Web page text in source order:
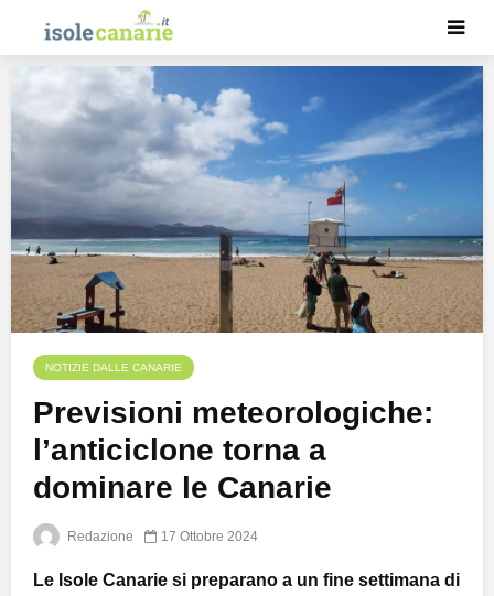
NOTIZIE DALLE CANARIE
Previsioni meteorologiche:
l’anticiclone torna a
dominare le Canarie
Redazione 17 Ottobre 2024
Le Isole Canarie si preparano a un fine settimana di